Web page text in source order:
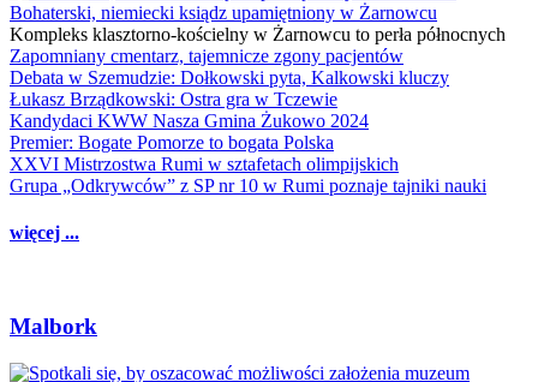
Bohaterski, niemiecki ksiądz upamiętniony w Żarnowcu
Kompleks klasztorno-kościelny w Żarnowcu to perła północnych
Zapomniany cmentarz, tajemnicze zgony pacjentów
Debata w Szemudzie: Dołkowski pyta, Kalkowski kluczy
Łukasz Brządkowski: Ostra gra w Tczewie
Kandydaci KWW Nasza Gmina Żukowo 2024
Premier: Bogate Pomorze to bogata Polska
XXVI Mistrzostwa Rumi w sztafetach olimpijskich
Grupa „Odkrywców” z SP nr 10 w Rumi poznaje tajniki nauki
więcej ...
Malbork